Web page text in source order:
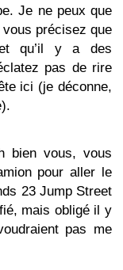
Je ne peux que
précisez que
qu’il y a des
pas de rire
ici (je déconne,
bien vous, vous
pour aller le
23 Jump Street
mais obligé il y
pas me